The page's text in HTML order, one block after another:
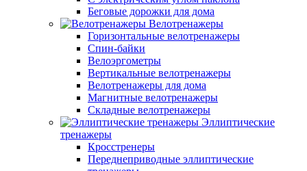
Беговые дорожки для дома
Велотренажеры
Горизонтальные велотренажеры
Спин-байки
Велоэргометры
Вертикальные велотренажеры
Велотренажеры для дома
Магнитные велотренажеры
Складные велотренажеры
Эллиптические
тренажеры
Кросстренеры
Переднеприводные эллиптические